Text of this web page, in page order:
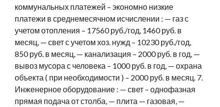
коммунальных платежей – экономно низкие
платежи в среднемесячном исчислении : — газ с
учетом отопления – 17560 руб./год, 1460 руб. в
месяц, — свет с учетом хоз. нужд – 10230 руб./год,
850 руб. в месяц, — канализация – 2000 руб. в год, —
вывоз мусора с человека – 1000 руб. в год, — охрана
объекта ( при необходимости ) – 2000 руб. в месяц. 7.
Инженерное оборудование : — свет – однофазная
прямая подача от столба, — плита — газовая, —